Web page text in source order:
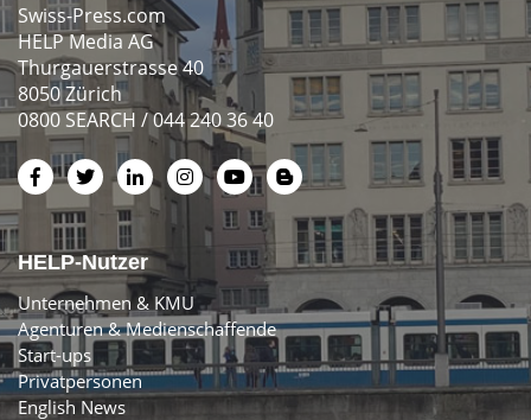
Swiss-Press.com
HELP Media AG
Thurgauerstrasse 40
8050 Zürich
0800 SEARCH / 044 240 36 40
HELP-Nutzer
Unternehmen & KMU
Agenturen & Medienschaffende
Start-ups
Privatpersonen
English News